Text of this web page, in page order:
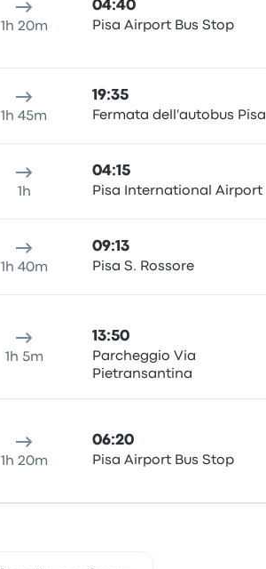
1h 20m
04:40
Pisa Airport Bus Stop
1h 45m
19:35
Fermata dell'autobus Pisa
1h
04:15
Pisa International Airport
1h 40m
09:13
Pisa S. Rossore
1h 5m
13:50
Parcheggio Via
Pietransantina
1h 20m
06:20
Pisa Airport Bus Stop